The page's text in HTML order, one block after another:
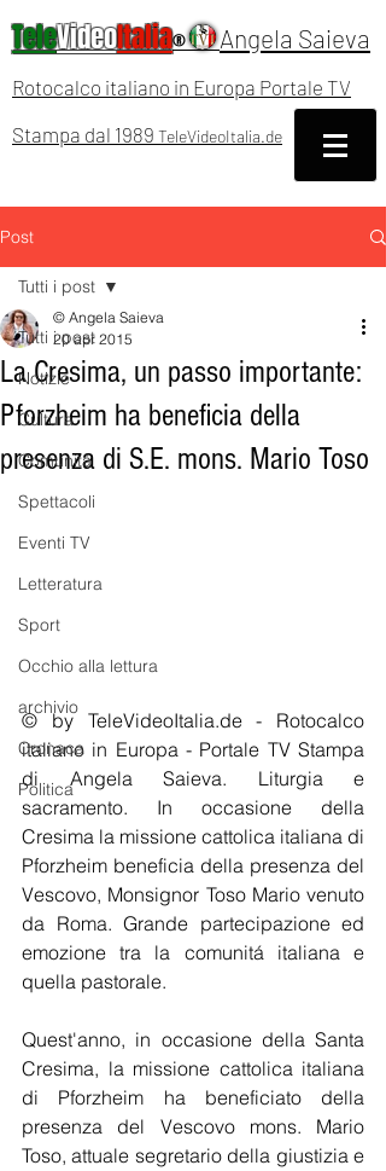
TeleVideoItalia® Angela Saieva
Rotocalco italiano in Europa Portale TV
Stampa dal 1989 TeleVideoItalia.de
Post
Tutti i post
Notizie
Cultura
Comunità
Spettacoli
Eventi TV
Letteratura
Sport
Occhio alla lettura
archivio
Cronaca
Politica
Tutti i post
La Cresima, un passo importante:
Pforzheim ha beneficia della
presenza di S.E. mons. Mario Toso
© Angela Saieva
20 apr 2015
© by TeleVideoItalia.de - Rotocalco
italiano in Europa - Portale TV Stampa
di Angela Saieva. Liturgia e
sacramento. In occasione della
Cresima la missione cattolica italiana di
Pforzheim beneficia della presenza del
Vescovo, Monsignor Toso Mario venuto
da Roma. Grande partecipazione ed
emozione tra la comunitá italiana e
quella pastorale.
Quest'anno, in occasione della Santa
Cresima, la missione cattolica italiana
di Pforzheim ha beneficiato della
presenza del Vescovo mons. Mario
Toso, attuale segretario della giustizia e